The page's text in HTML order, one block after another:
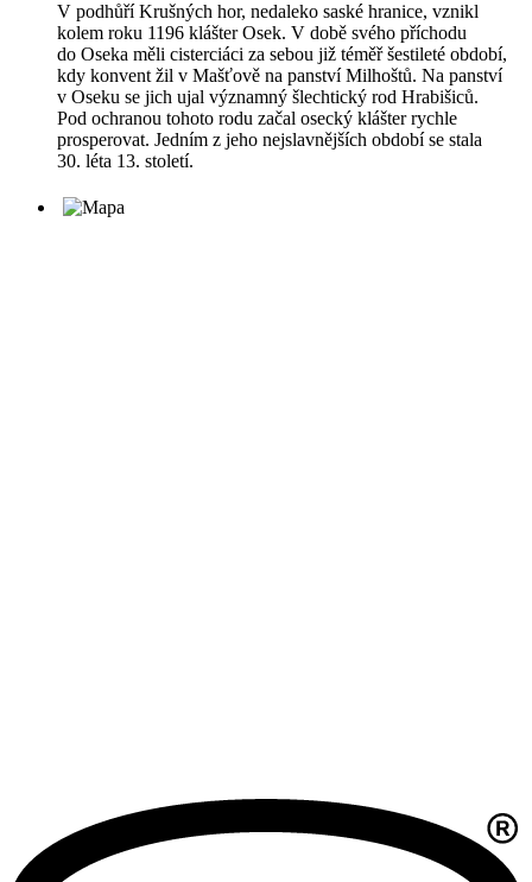
V podhůří Krušných hor, nedaleko saské hranice, vznikl
kolem roku 1196 klášter Osek. V době svého příchodu
do Oseka měli cisterciáci za sebou již téměř šestileté období,
kdy konvent žil v Mašťově na panství Milhoštů. Na panství
v Oseku se jich ujal významný šlechtický rod Hrabišiců.
Pod ochranou tohoto rodu začal osecký klášter rychle
prosperovat. Jedním z jeho nejslavnějších období se stala
30. léta 13. století.